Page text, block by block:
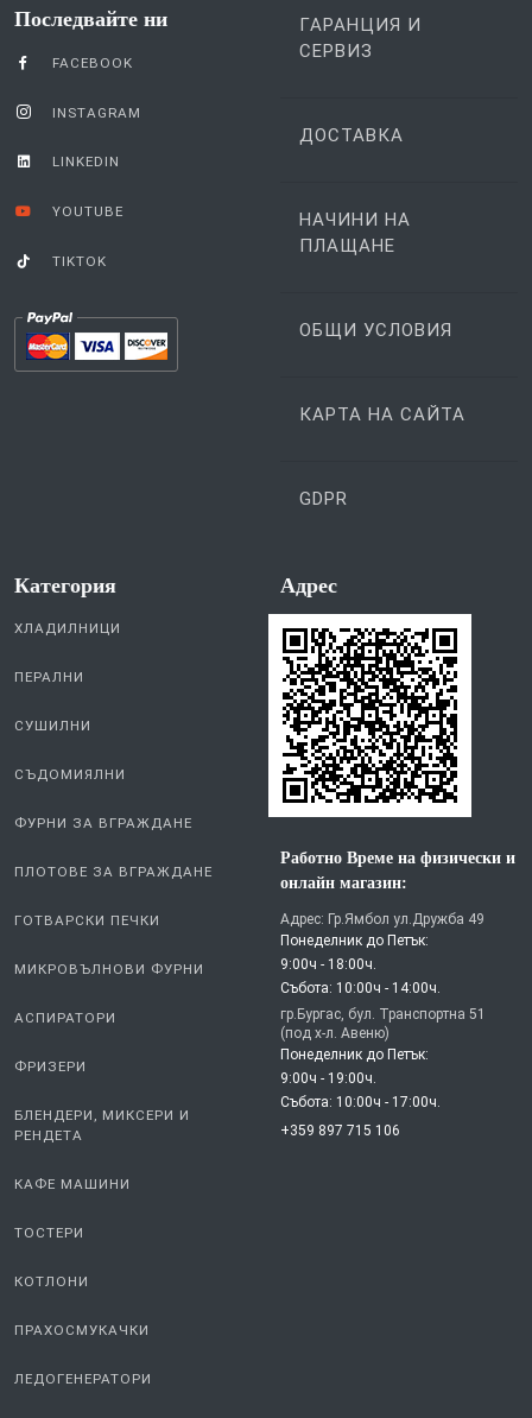
Последвайте ни
FACEBOOK
INSTAGRAM
LINKEDIN
YOUTUBE
TIKTOK
ГАРАНЦИЯ И
СЕРВИЗ
ДОСТАВКА
НАЧИНИ НА
ПЛАЩАНЕ
ОБЩИ УСЛОВИЯ
КАРТА НА САЙТА
GDPR
Категория
ХЛАДИЛНИЦИ
ПЕРАЛНИ
СУШИЛНИ
СЪДОМИЯЛНИ
ФУРНИ ЗА ВГРАЖДАНЕ
ПЛОТОВЕ ЗА ВГРАЖДАНЕ
ГОТВАРСКИ ПЕЧКИ
МИКРОВЪЛНОВИ ФУРНИ
АСПИРАТОРИ
ФРИЗЕРИ
БЛЕНДЕРИ, МИКСЕРИ И
РЕНДЕТА
КАФЕ МАШИНИ
ТОСТЕРИ
КОТЛОНИ
ПРАХОСМУКАЧКИ
ЛЕДОГЕНЕРАТОРИ
Aдрес
Работно Време на физически и
онлайн магазин:
Адрес: Гр.Ямбол ул.Дружба 49
Понеделник до Петък:
9:00ч - 18:00ч.
Събота: 10:00ч - 14:00ч.
гр.Бургас, бул. Транспортна 51
(под х-л. Авеню)
Понеделник до Петък:
9:00ч - 19:00ч.
Събота: 10:00ч - 17:00ч.
+359 897 715 106